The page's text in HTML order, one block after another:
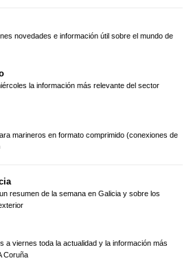
novedades e información útil sobre el mundo de
la información más relevante del sector
marineros en formato comprimido (conexiones de
resumen de la semana en Galicia y sobre los
a viernes toda la actualidad y la información más
Coruña